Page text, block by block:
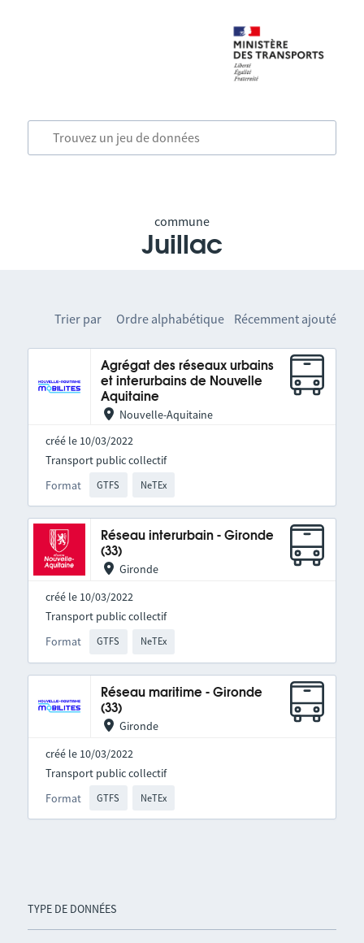
commune
Juillac
TYPE DE DONNÉES
Trier par Ordre alphabétique Récemment ajouté
Agrégat des réseaux urbains
et interurbains de Nouvelle
Aquitaine
Nouvelle-Aquitaine
créé le 10/03/2022
Format GTFS NeTEx
Transport public collectif
Réseau interurbain - Gironde
(33)
Gironde
créé le 10/03/2022
Format GTFS NeTEx
Transport public collectif
Réseau maritime - Gironde
(33)
Gironde
créé le 10/03/2022
Format GTFS NeTEx
Transport public collectif